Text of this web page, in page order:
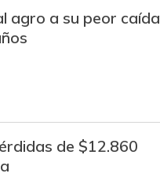
agro a su peor caída
de $12.860